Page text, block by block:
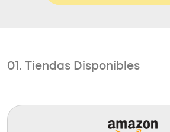
01. Tiendas Disponibles